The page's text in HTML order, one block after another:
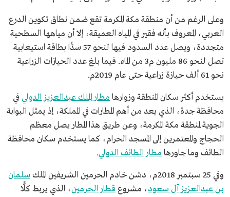
وعلى الرغم من أن منطقة مكة المكرمة تقع ضمن نطاق تكوين الدرع
العربي، المعروف بأنه فقير في المياه العميقة، إلا أن مياهها السطحية
متجددة، ويصل عدد السدود فيها لنحو 57 سدًّا بطاقة استيعابية
تصل لنحو 86 مليون م3 من الماء. فيما بلغ عدد الحيازات الزراعية
نحو 61 ألف حيازة زراعية حتى عام 2019م.
يستخدم أكثر سكان المنطقة وزوارها مطار الملك عبدالعزيز الدولي في
محافظة جدة، الذي يعد من أهم المطارات في المملكة، إذ يمثل البوابة
الجوية لمنطقة مكة المكرمة، وعن طريق هذا المطار يصل معظم
الحجاج والمعتمرين إلى المسجد الحرام، كما يستخدم سكان محافظة
الطائف وما جاورها مطار الطائف الدولي.
وفي 25 سبتمبر 2018م، دشن خادم الحرمين الشريفين الملك
سلمان
بن عبدالعزيز آل سعود، مشروع قطار الحرمين، الذي يربط كلًّا